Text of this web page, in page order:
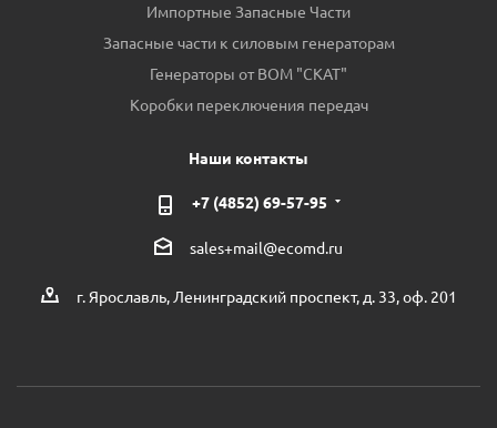
Импортные Запасные Части
Запасные части к силовым генераторам
Генераторы от ВОМ "СКАТ"
Коробки переключения передач
Наши контакты
+7 (4852) 69-57-95
sales+mail@ecomd.ru
г. Ярославль, Ленинградский проспект, д. 33, оф. 201